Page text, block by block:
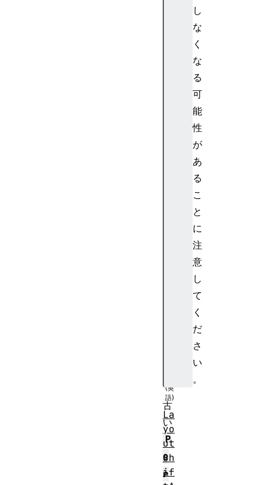
し
な
く
な
る
可
能
性
が
あ
る
こ
と
に
注
意
し
て
く
だ
さ
い
。
古
い
P
e
r
La
yo
ut
Sh
if